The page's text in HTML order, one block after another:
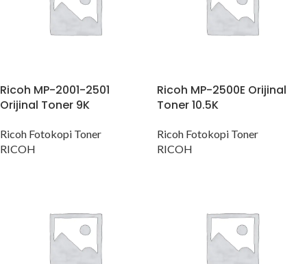
Ricoh MP-2001-2501
Orijinal Toner 9K
Ricoh Fotokopi Toner
RICOH
Ricoh MP-2500E Orijinal
Toner 10.5K
Ricoh Fotokopi Toner
RICOH